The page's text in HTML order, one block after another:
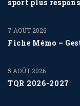
sport plus
Fiche Mémo –
7 AOÛT 2026
TQR 2026-2027
5 AOÛT 2026